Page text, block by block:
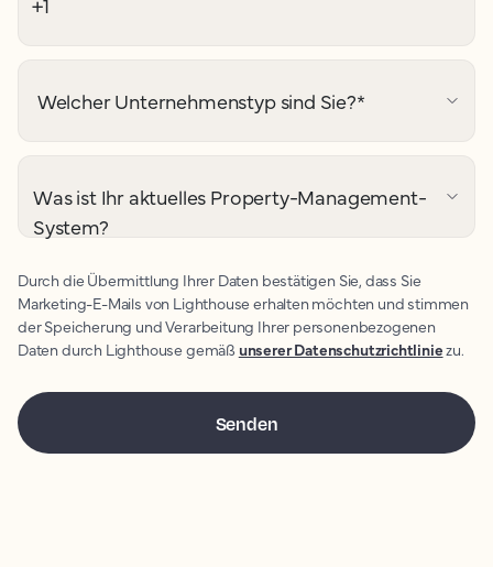
Welcher Unternehmenstyp sind Sie?*
Was ist Ihr aktuelles Property-Management-
System?
Durch die Übermittlung Ihrer Daten bestätigen Sie, dass Sie
Marketing-E-Mails von Lighthouse erhalten möchten und stimmen
der Speicherung und Verarbeitung Ihrer personenbezogenen
Daten durch Lighthouse gemäß unserer Datenschutzrichtliniezu.